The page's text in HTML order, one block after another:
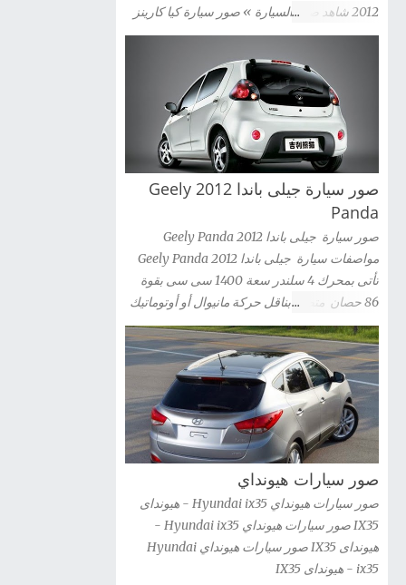
2012 شاهد صور السيارة » صور سيارة كيا كارينز
2012 Kia Carens شاهد صور السيارة » صور
سيارة كيا سيراتو كوبية Kia Cerato Coupe 2012
mohave 2012 شاهد صور السيارة » صور سيارة
كيا سبورتاج 2012 Kia Sportag شاهد صور
السيارة » صور سيارة كيا سول 2012 Kia Sou
Sorento 2012 شاهد صور السيارة » صور سيارة
صور السيارة » صور سيارة كيا ريو 2012 kia Rio
2012 Kia Rio 3-door شاهد صور السيارة » صور
صور السيارة » صور سيارة كيا اوبتيما kia optima
2012 شاهد صور السيارة » صور سيارات كيا G...
صور سيارة جيلى باندا 2012 Geely
Panda
صور سيارة جيلى باندا 2012 Geely Panda
مواصفات سيارة جيلى باندا 2012 Geely Panda
تأتى بمحرك 4 سلندر سعة 1400 سى سى بقوة
86 حصان متصل بناقل حركة مانيوال أو أوتوماتيك
صور سيارة جيلى باندا 2012 Geely Panda
صور سيارات هيونداي
صور سيارات هيونداي Hyundai ix35 - هيونداى
IX35 صور سيارات هيونداي Hyundai ix35 -
هيونداى IX35 صور سيارات هيونداي Hyundai
ix35 - هيونداى IX35